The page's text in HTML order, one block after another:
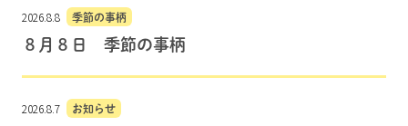
2026.8.8 季節の事柄
８月８日 季節の事柄
2026.8.7 お知らせ